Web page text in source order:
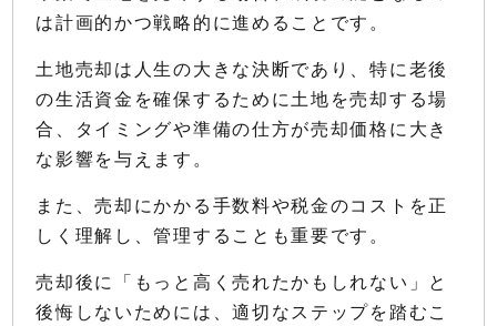
は計画的かつ戦略的に進めることです。
土地売却は人生の大きな決断であり、特に老後
の生活資金を確保するために土地を売却する場
合、タイミングや準備の仕方が売却価格に大き
な影響を与えます。
また、売却にかかる手数料や税金のコストを正
しく理解し、管理することも重要です。
売却後に「もっと高く売れたかもしれない」と
後悔しないためには、適切なステップを踏むこ